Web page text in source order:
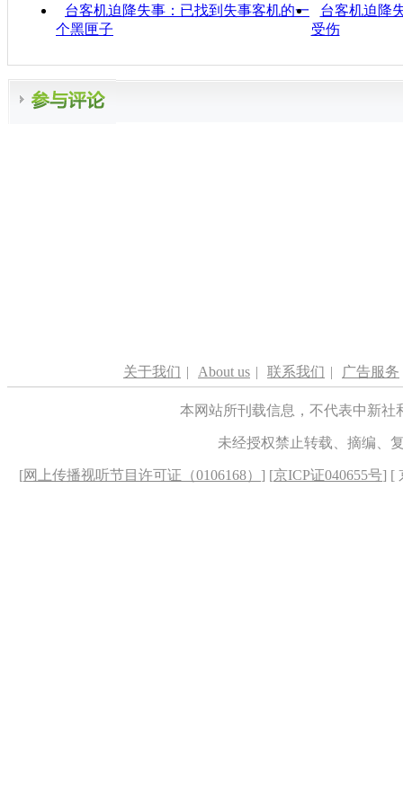
台客机迫降失事：已找到失事客机的一
个黑匣子
台客机迫降
受伤
关于我们 | About us | 联系我们 | 广告服务
本网站所刊载信息，不代表中新
未经授权禁止转载、摘编、
[网上传播视听节目许可证（0106168） ] [京ICP证040655号] [